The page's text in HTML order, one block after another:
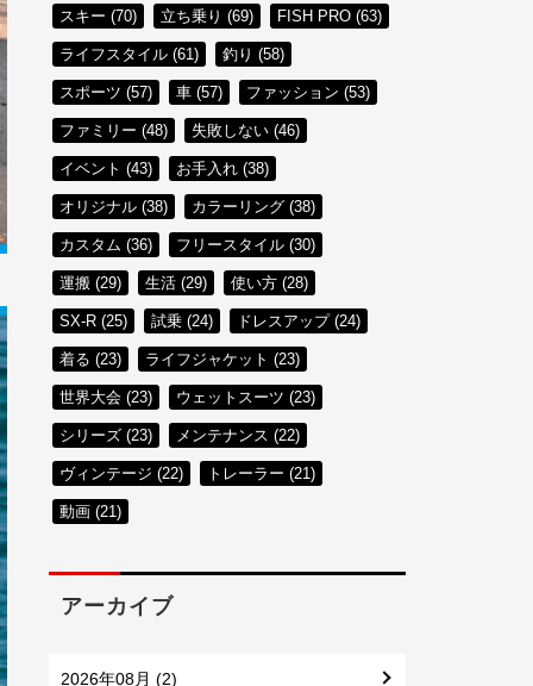
スキー (70) 立ち乗り (69) FISH PRO (63)
ライフスタイル (61) 釣り (58)
スポーツ (57) 車 (57) ファッション (53)
ファミリー (48) 失敗しない (46)
イベント (43) お手入れ (38)
オリジナル (38) カラーリング (38)
カスタム (36) フリースタイル (30)
運搬 (29) 生活 (29) 使い方 (28)
SX-R (25) 試乗 (24) ドレスアップ (24)
着る (23) ライフジャケット (23)
世界大会 (23) ウェットスーツ (23)
シリーズ (23) メンテナンス (22)
ヴィンテージ (22) トレーラー (21)
動画 (21)
アーカイブ
2026年08月 (2)